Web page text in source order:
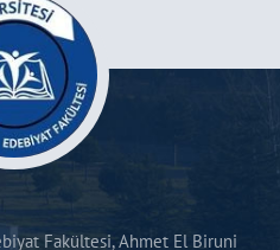
Fakültesi, Ahmet El Biruni